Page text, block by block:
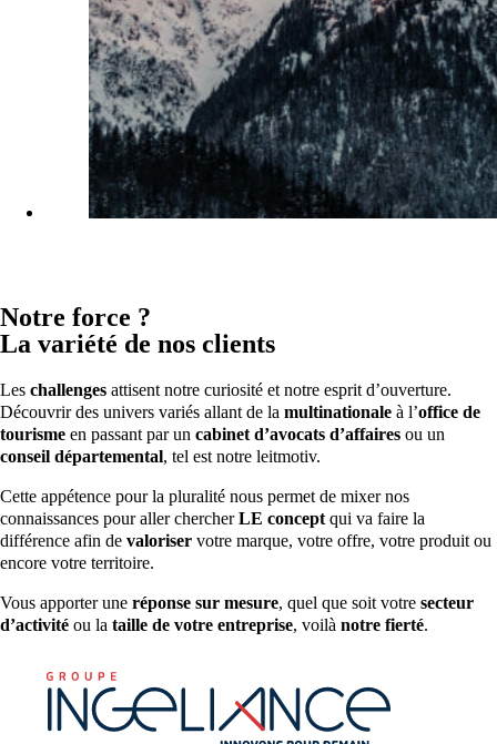
Notre force ?
La variété de nos clients
Les challenges attisent notre curiosité et notre esprit d’ouverture.
Découvrir des univers variés allant de la multinationale à l’office de
tourisme en passant par un cabinet d’avocats d’affaires ou un
conseil départemental, tel est notre leitmotiv.
Cette appétence pour la pluralité nous permet de mixer nos
connaissances pour aller chercherLE concept qui va faire la
différence afin de valoriser votre marque, votre offre, votre produit ou
encore votre territoire.
Vous apporter une réponse sur mesure, quel que soit votre secteur
d’activité ou la taille de votre entreprise, voilà notre fierté.